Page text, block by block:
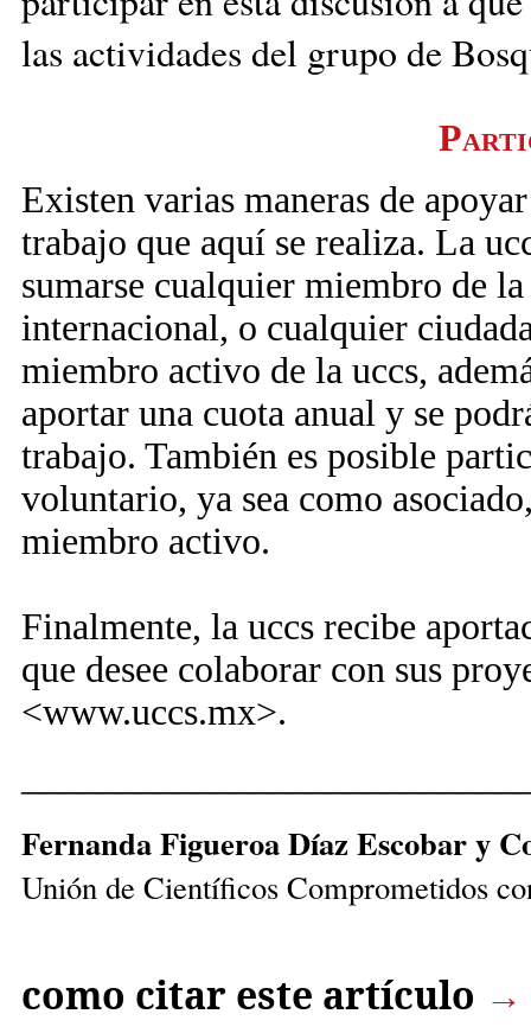
las actividades del grupo de
Existen varias maneras de
trabajo que aquí se realiza. La
sumarse cualquier miembro de
internacional, o cualquier
miembro activo de la uccs,
aportar una cuota anual y se
trabajo. También es posible
voluntario, ya sea como
miembro activo.
Finalmente, la uccs recibe
que desee colaborar con sus
<www.uccs.mx>.
Fernanda Figueroa Díaz Escobar y
Unión de Científicos Comprometidos
como citar este artículo →